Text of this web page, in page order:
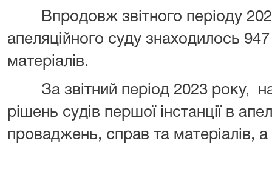
Впродовж звітного періоду
апеляційного суду знаходилось
матеріалів.
За звітний період 2023 року,
рішень судів першої інстанції в
проваджень, справ та матеріалів,